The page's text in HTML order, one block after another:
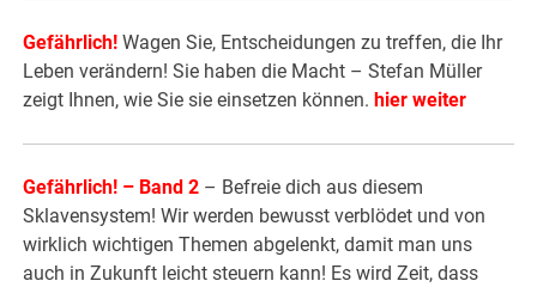
Gefährlich! Wagen Sie, Entscheidungen zu treffen, die Ihr
Leben verändern! Sie haben die Macht – Stefan Müller
zeigt Ihnen, wie Sie sie einsetzen können. hier weiter
Gefährlich! – Band 2 – Befreie dich aus diesem
Sklavensystem! Wir werden bewusst verblödet und von
wirklich wichtigen Themen abgelenkt, damit man uns
auch in Zukunft leicht steuern kann! Es wird Zeit, dass